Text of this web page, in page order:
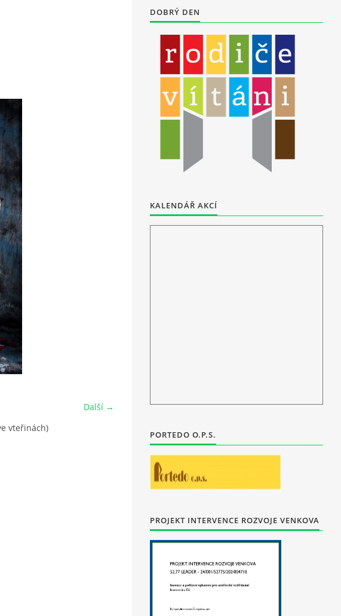
Další →
vteřinách)
DOBRÝ DEN
KALENDÁŘ AKCÍ
PORTEDO O.P.S.
PROJEKT INTERVENCE ROZVOJE VENKOVA